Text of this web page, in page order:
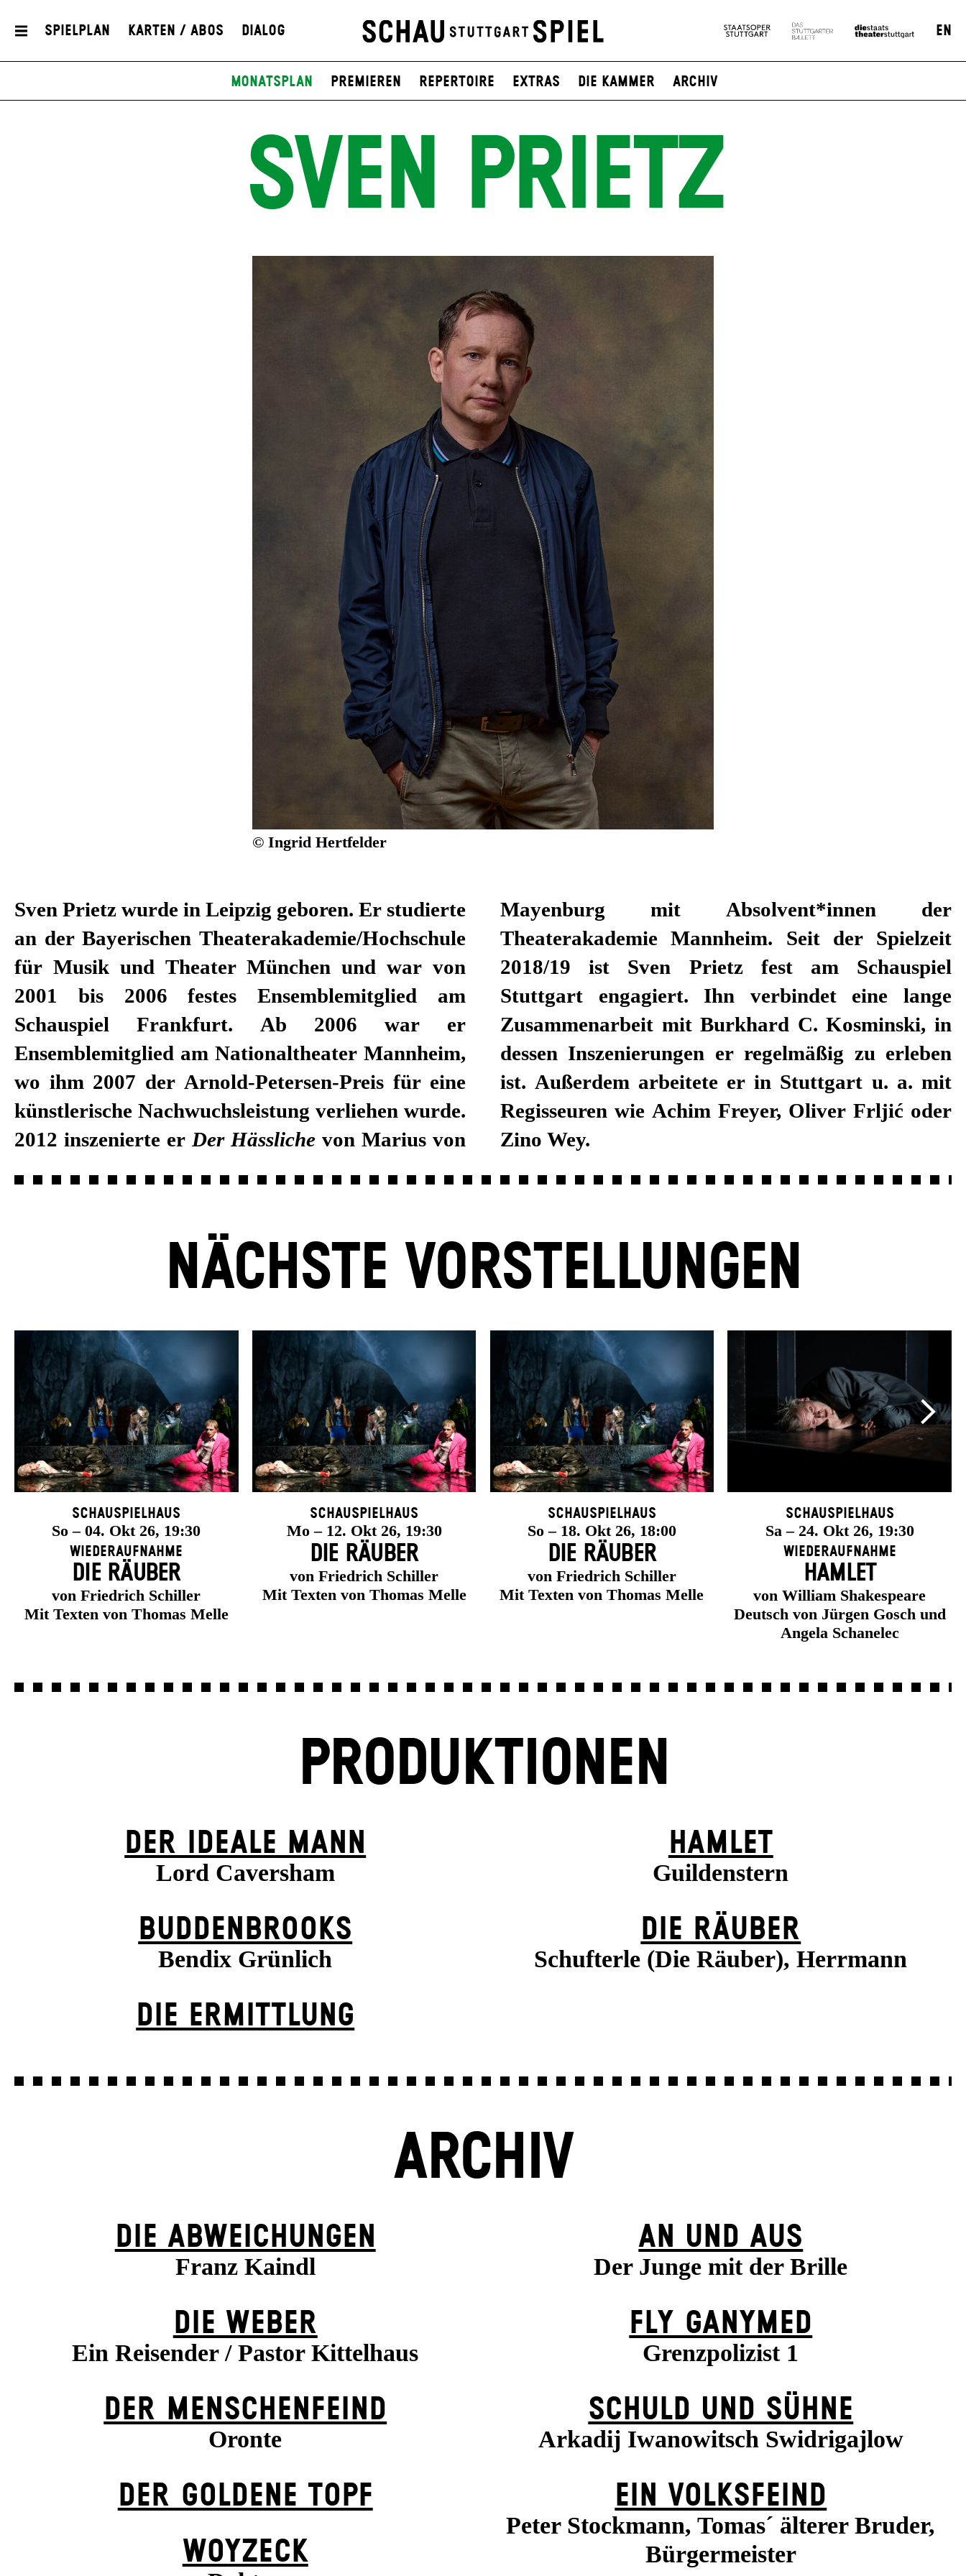
Spielplan Karten / Abos Dialog EN
Monatsplan Premieren Repertoire Extras Die Kammer Archiv
SVEN PRIETZ
© Ingrid Hertfelder
Sven Prietz wurde in Leipzig geboren. Er studierte
an der Bayerischen Theaterakademie/Hochschule
für Musik und Theater München und war von
2001 bis 2006 festes Ensemblemitglied am
Schauspiel Frankfurt. Ab 2006 war er
Ensemblemitglied am Nationaltheater Mannheim,
wo ihm 2007 der Arnold-Petersen-Preis für eine
künstlerische Nachwuchsleistung verliehen wurde.
2012 inszenierte er Der Hässliche von Marius von
Mayenburg mit Absolvent*innen der
Theaterakademie Mannheim. Seit der Spielzeit
2018/19 ist Sven Prietz fest am Schauspiel
Stuttgart engagiert. Ihn verbindet eine lange
Zusammenarbeit mit Burkhard C. Kosminski, in
dessen Inszenierungen er regelmäßig zu erleben
ist. Außerdem arbeitete er in Stuttgart u. a. mit
Regisseuren wie Achim Freyer, Oliver Frljić oder
Zino Wey.
NÄCHSTE VORSTELLUNGEN
Schauspielhaus
So – 04. Okt 26, 19:30
Wiederaufnahme
DIE RÄUBER
von Friedrich Schiller
Mit Texten von Thomas Melle
Schauspielhaus
Mo – 12. Okt 26, 19:30
DIE RÄUBER
von Friedrich Schiller
Mit Texten von Thomas Melle
Schauspielhaus
So – 18. Okt 26, 18:00
DIE RÄUBER
von Friedrich Schiller
Mit Texten von Thomas Melle
Schauspielhaus
Sa – 24. Okt 26, 19:30
Wiederaufnahme
HAMLET
von William Shakespeare
Deutsch von Jürgen Gosch und
Angela Schanelec
PRODUKTIONEN
DER IDEALE MANN
Lord Caversham
BUDDENBROOKS
Bendix Grünlich
DIE ERMITTLUNG
HAMLET
Guildenstern
DIE RÄUBER
Schufterle (Die Räuber), Herrmann
ARCHIV
DIE ABWEICHUNGEN
Franz Kaindl
DIE WEBER
Ein Reisender / Pastor Kittelhaus
DER MENSCHENFEIND
Oronte
DER GOLDENE TOPF
WOYZECK
AN UND AUS
Der Junge mit der Brille
FLY GANYMED
Grenzpolizist 1
SCHULD UND SÜHNE
Arkadij Iwanowitsch Swidrigajlow
EIN VOLKS­FEIND
Peter Stockmann, Tomas´ älterer Bruder,
Bürgermeister